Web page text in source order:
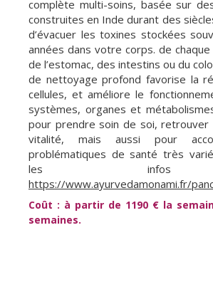
complète multi-soins, basée sur
construites en Inde durant des
d’évacuer les toxines stockées
années dans votre corps. de
de l’estomac, des intestins ou du
de nettoyage profond favorise la
cellules, et améliore le
systèmes, organes et
pour prendre soin de soi, retrouver
vitalité, mais aussi pour
problématiques de santé très
les infos
https://www.ayurvedamonami.fr/
Coût : à partir de 1190 € la
semaines.